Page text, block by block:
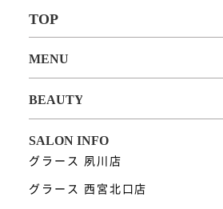
グラース 夙川店
グラース 西宮北口店